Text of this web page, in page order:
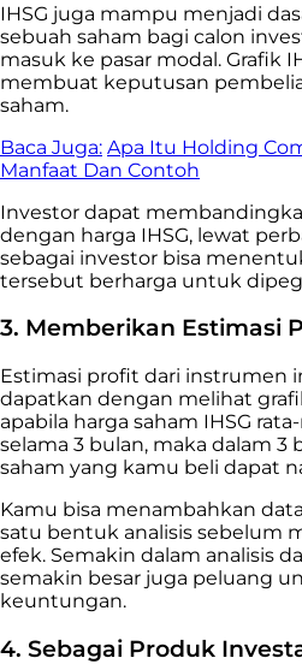
IHSG juga mampu menjadi
sebuah saham bagi calon
masuk ke pasar modal. Grafik
membuat keputusan
saham.
Baca Juga: Apa Itu Holding
Manfaat Dan Contoh
Investor dapat
dengan harga IHSG, lewat
sebagai investor bisa
tersebut berharga untuk
3. Memberikan Estimasi
Estimasi profit dari instrumen
dapatkan dengan melihat
apabila harga saham IHSG
selama 3 bulan, maka dalam 3
saham yang kamu beli dapat
Kamu bisa menambahkan
satu bentuk analisis sebelum
efek. Semakin dalam analisis
semakin besar juga peluang
keuntungan.
4. Sebagai Produk